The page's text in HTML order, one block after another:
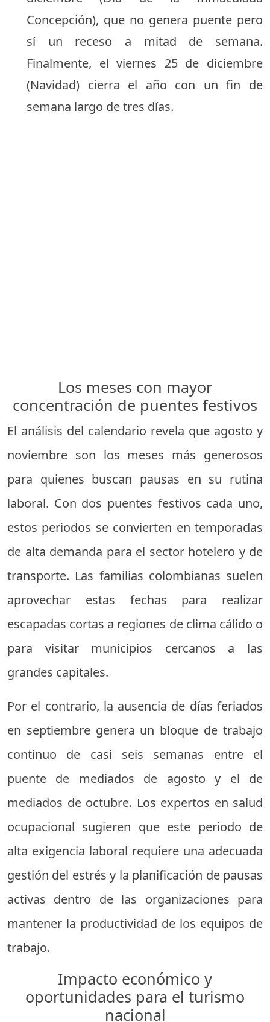
Concepción), que no genera puente pero
sí un receso a mitad de semana.
Finalmente, el viernes 25 de diciembre
(Navidad) cierra el año con un fin de
semana largo de tres días.
Los meses con mayor
concentración de puentes festivos
El análisis del calendario revela que agosto y
noviembre son los meses más generosos
para quienes buscan pausas en su rutina
laboral. Con dos puentes festivos cada uno,
estos periodos se convierten en temporadas
de alta demanda para el sector hotelero y de
transporte. Las familias colombianas suelen
aprovechar estas fechas para realizar
escapadas cortas a regiones de clima cálido o
para visitar municipios cercanos a las
grandes capitales.
Por el contrario, la ausencia de días feriados
en septiembre genera un bloque de trabajo
continuo de casi seis semanas entre el
puente de mediados de agosto y el de
mediados de octubre. Los expertos en salud
ocupacional sugieren que este periodo de
alta exigencia laboral requiere una adecuada
gestión del estrés y la planificación de pausas
activas dentro de las organizaciones para
mantener la productividad de los equipos de
trabajo.
Impacto económico y
oportunidades para el turismo
nacional